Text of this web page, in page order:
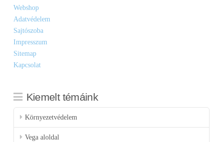
Webshop
Adatvédelem
Sajtószoba
Impresszum
Sitemap
Kapcsolat
Kiemelt témáink
Környezetvédelem
Vega aloldal